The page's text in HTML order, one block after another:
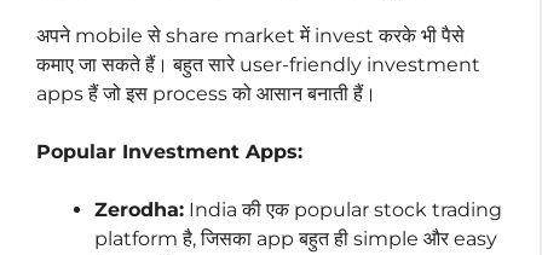
अपने mobile से share market में invest करके भी पैसे
कमाए जा सकते हैं। बहुत सारे user-friendly investment
apps हैं जो इस process को आसान बनाती हैं।
Popular Investment Apps:
Zerodha: India की एक popular stock trading
platform है, जिसका app बहुत ही simple और easy